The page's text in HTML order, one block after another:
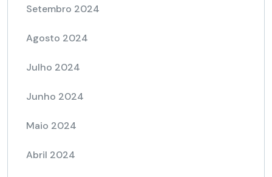
Setembro 2024
Agosto 2024
Julho 2024
Junho 2024
Maio 2024
Abril 2024